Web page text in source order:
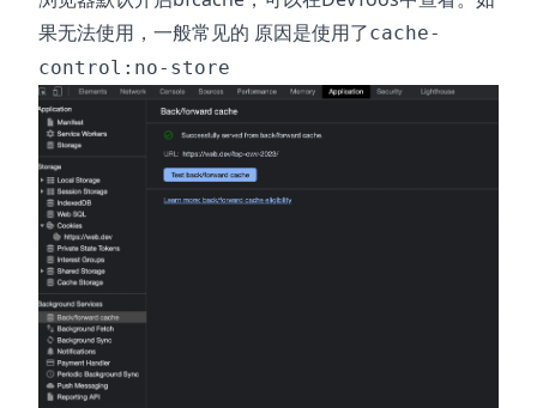
果无法使用，一般常见的 原因是使用了cache-
control:no-store